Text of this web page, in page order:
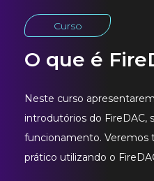
Curso
O que é
Neste curso
introdutórios do FireDAC,
funcionamento.
prático utilizando o